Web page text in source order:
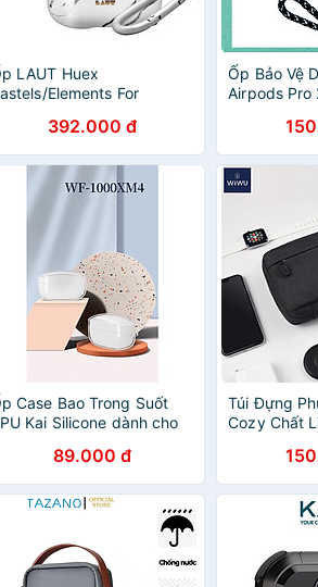
LAUT Huex
Elements For
mềm mượt, chống bám vân
Hàng Chính Hãng
392.000 đ
Ốp Bảo Vệ
Airpods Pro
Case Bao Trong Suốt
Kai Silicone dành cho
chính hãng89.000 đ
Túi Đựng
Cozy Chất